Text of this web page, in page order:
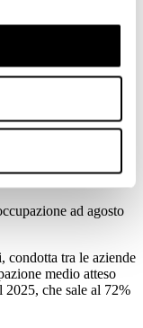
la reale possibilità che
l'equilibrio
Locale e
ad agosto
condotta tra le aziende
medio atteso
che sale al 72%